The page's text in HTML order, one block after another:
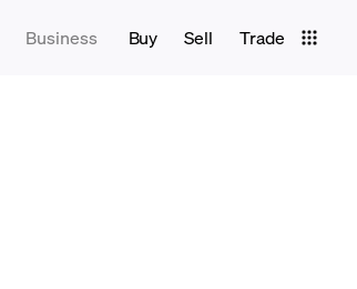
Business Buy Sell Trade